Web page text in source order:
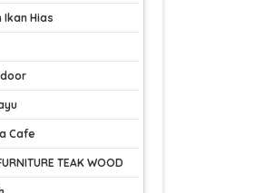
Ikan Hias
Cafe
TEAK WOOD